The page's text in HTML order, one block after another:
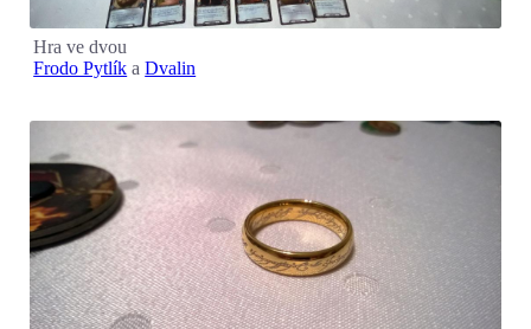
Hra ve dvou
Frodo Pytlík aDvalin